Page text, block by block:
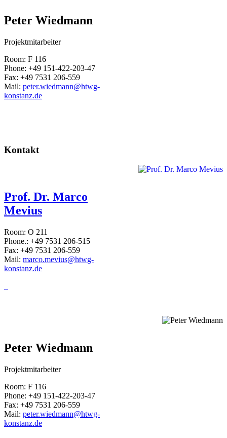
Peter Wiedmann
Projektmitarbeiter
Room: F 116
Phone: +49 151-422-203-47
Fax: +49 7531 206-559
Mail: peter.wiedmann@htwg-
konstanz.de
Kontakt
Prof. Dr. Marco
Mevius
Room: O 211
Phone.: +49 7531 206-515
Fax: +49 7531 206-559
Mail: marco.mevius@htwg-
konstanz.de
Peter Wiedmann
Projektmitarbeiter
Room: F 116
Phone: +49 151-422-203-47
Fax: +49 7531 206-559
Mail: peter.wiedmann@htwg-
konstanz.de